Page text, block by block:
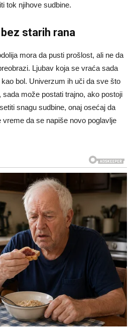
tok njihove sudbine.
starih rana
mora da pusti prošlost, ali ne da
Ljubav koja se vraća sada
bol. Univerzum ih uči da sve što
sada može postati trajno, ako postoji
snagu sudbine, onaj osećaj da
vreme da se napiše novo poglavlje